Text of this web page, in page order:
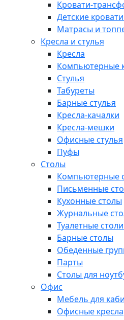
Кровати-
Детские
Матрасы и
Кресла и стулья
Кресла
Компьютерные
Стулья
Табуреты
Барные стулья
Кресла-качалки
Кресла-мешки
Офисные стулья
Пуфы
Столы
Компьютерные
Письменные
Кухонные столы
Журнальные
Туалетные
Барные столы
Обеденные
Парты
Столы для
Офис
Мебель для
Офисные кресла